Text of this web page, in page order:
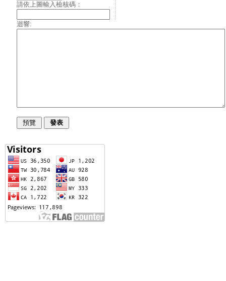
請依上圖輸入檢核碼：
迴響: